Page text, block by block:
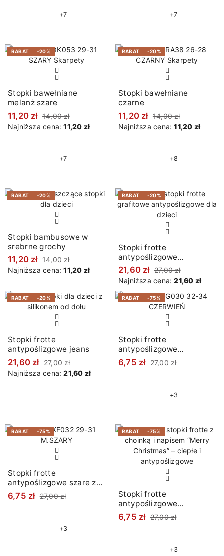
+7 +7
RABAT -20%
Stopki bawełniane
melanż szare
11,20 zł 14,00 zł
Najniższa cena:11,20 zł
+7
RABAT -20%
Stopki bawełniane
czarne
11,20 zł 14,00 zł
Najniższa cena:11,20 zł
+8
RABAT -20%
Stopki bambusowe w
srebrne grochy
11,20 zł 14,00 zł
Najniższa cena:11,20 zł
RABAT -20%
Stopki frotte
antypoślizgowe
grafitowe
21,60 zł 27,00 zł
Najniższa cena:21,60 zł
RABAT -20%
Stopki frotte
antypoślizgowe jeans
21,60 zł 27,00 zł
Najniższa cena:21,60 zł
RABAT -75%
Stopki frotte
antypoślizgowe
czerwone z choinką
6,75 zł 27,00 zł
+3
RABAT -75%
Stopki frotte
antypoślizgowe szare z
choinką
6,75 zł 27,00 zł
+3
RABAT -75%
Stopki frotte
antypoślizgowe
granatowe z choinką
6,75 zł 27,00 zł
+3